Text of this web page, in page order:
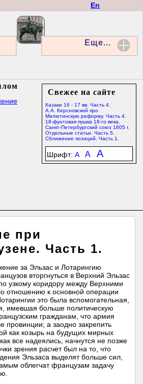
En
Еще...
Свежее на сайте
Казаки 16 - 17 вв. Часть 4.
А.А. Керсновский про
Милютинскую реформу. Часть 4.
18-фунтовая пушка 18-го века.
Санкт-Петербургский союз 1805 г.
Отдельные статьи. Часть 5.
Сближение позиций. Часть 1.
Шрифт: A A A
при
Часть 1.
за Эльзас и Лотарингию
вторгнуться в Верхний Эльзас
узкому коридору между Верхними
отношению к основной операции
это была вспомогательная,
имевшая больше политическую
гражданам, что армия
провинции; а заодно закрепить
как козырь на будущих мирных
все надеялись, начнутся не позже
зрения расчет был на то, что
Эльзаса выделят больше сил,
облегчат французам задачу